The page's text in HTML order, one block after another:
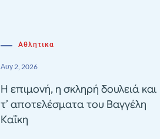
Αθλητικα
Αυγ 2, 2026
Η επιμονή, η σκληρή δουλειά και
τ’ αποτελέσματα του Βαγγέλη
Καΐκη